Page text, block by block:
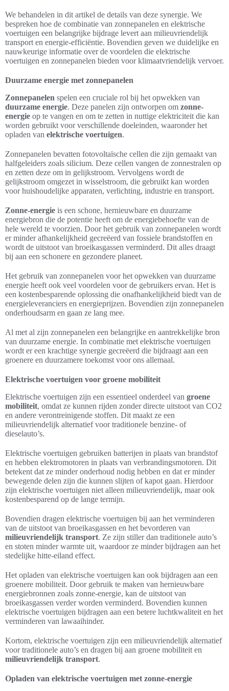
We behandelen in dit artikel de details van deze synergie. We
bespreken hoe de combinatie van zonnepanelen en elektrische
voertuigen een belangrijke bijdrage levert aan milieuvriendelijk
transport en energie-efficiëntie. Bovendien geven we duidelijke en
nauwkeurige informatie over de voordelen die elektrische
voertuigen en zonnepanelen bieden voor klimaatvriendelijk vervoer.
Duurzame energie met zonnepanelen
Zonnepanelen spelen een cruciale rol bij het opwekken van
duurzame energie. Deze panelen zijn ontworpen om zonne-
energie op te vangen en om te zetten in nuttige elektriciteit die kan
worden gebruikt voor verschillende doeleinden, waaronder het
opladen van elektrische voertuigen.
Zonnepanelen bevatten fotovoltaïsche cellen die zijn gemaakt van
halfgeleiders zoals silicium. Deze cellen vangen de zonnestralen op
en zetten deze om in gelijkstroom. Vervolgens wordt de
gelijkstroom omgezet in wisselstroom, die gebruikt kan worden
voor huishoudelijke apparaten, verlichting, industrie en transport.
Zonne-energie is een schone, hernieuwbare en duurzame
energiebron die de potentie heeft om de energiebehoefte van de
hele wereld te voorzien. Door het gebruik van zonnepanelen wordt
er minder afhankelijkheid gecreëerd van fossiele brandstoffen en
wordt de uitstoot van broeikasgassen verminderd. Dit alles draagt
bij aan een schonere en gezondere planeet.
Het gebruik van zonnepanelen voor het opwekken van duurzame
energie heeft ook veel voordelen voor de gebruikers ervan. Het is
een kostenbesparende oplossing die onafhankelijkheid biedt van de
energieleveranciers en energieprijzen. Bovendien zijn zonnepanelen
onderhoudsarm en gaan ze lang mee.
Al met al zijn zonnepanelen een belangrijke en aantrekkelijke bron
van duurzame energie. In combinatie met elektrische voertuigen
wordt er een krachtige synergie gecreëerd die bijdraagt aan een
groenere en duurzamere toekomst voor ons allemaal.
Elektrische voertuigen voor groene mobiliteit
Elektrische voertuigen zijn een essentieel onderdeel van groene
mobiliteit, omdat ze kunnen rijden zonder directe uitstoot van CO2
en andere verontreinigende stoffen. Dit maakt ze een
milieuvriendelijk alternatief voor traditionele benzine- of
dieselauto’s.
Elektrische voertuigen gebruiken batterijen in plaats van brandstof
en hebben elektromotoren in plaats van verbrandingsmotoren. Dit
betekent dat ze minder onderhoud nodig hebben en dat er minder
bewegende delen zijn die kunnen slijten of kapot gaan. Hierdoor
zijn elektrische voertuigen niet alleen milieuvriendelijk, maar ook
kostenbesparend op de lange termijn.
Bovendien dragen elektrische voertuigen bij aan het verminderen
van de uitstoot van broeikasgassen en het bevorderen van
milieuvriendelijk transport. Ze zijn stiller dan traditionele auto’s
en stoten minder warmte uit, waardoor ze minder bijdragen aan het
stedelijke hitte-eiland effect.
Het opladen van elektrische voertuigen kan ook bijdragen aan een
groenere mobiliteit. Door gebruik te maken van hernieuwbare
energiebronnen zoals zonne-energie, kan de uitstoot van
broeikasgassen verder worden verminderd. Bovendien kunnen
elektrische voertuigen bijdragen aan een betere luchtkwaliteit en het
verminderen van lawaaihinder.
Kortom, elektrische voertuigen zijn een milieuvriendelijk alternatief
voor traditionele auto’s en dragen bij aan groene mobiliteit en
milieuvriendelijk transport.
Opladen van elektrische voertuigen met zonne-energie